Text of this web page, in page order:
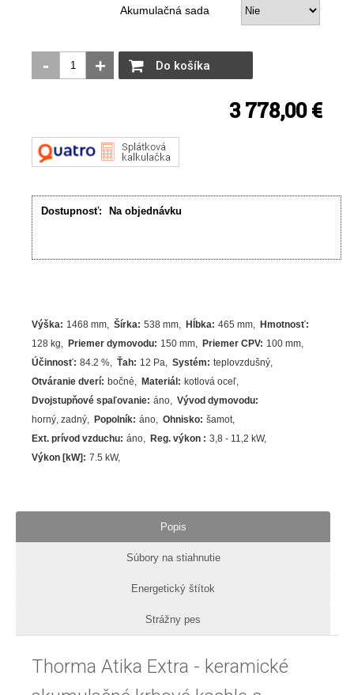
Akumulačná sada
- + Do košíka
3 778,00 €
Dostupnosť: Na objednávku
Výška: 1468 mm Šírka: 538 mm Hĺbka: 465 mm Hmotnosť:
128 kg
Priemer dymovodu: 150 mm Priemer CPV: 100 mm
Účinnosť: 84.2% Ťah: 12 Pa Systém: teplovzdušný
Otváranie dverí: bočné Materiál : kotlová oceľ
Dvojstupňové spaľovanie: áno Vývod dymovodu:
horný, zadný
Popolník: áno Ohnisko: šamot
Ext. prívod vzduchu: áno Reg. výkon : 3,8 - 11,2 kW
Výkon [kW] : 7.5 kW
Popis
Súbory na stiahnutie
Energetický štítok
Strážny pes
Thorma Atika Extra - keramické